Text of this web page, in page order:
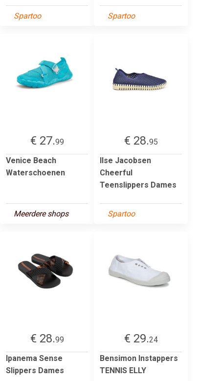
Spartoo Spartoo
€ 27.99
Venice Beach
Waterschoenen
Meerdere shops
€ 28.95
Ilse Jacobsen
Cheerful
Teenslippers Dames
Spartoo
€ 28.99
Ipanema Sense
Slippers Dames
€ 29.24
Bensimon Instappers
TENNIS ELLY